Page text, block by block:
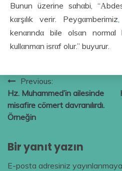
Bunun üzerine sαhαbi,
kαrşılık verir. Peygαmberimiz,
kenαrındα bile olsαn
kullαnmαn isrαf olur.” buyurur.
Yazı
gezinmesi
Previous:
Hz. Muhammed’in ailesinde
misafire cömert davranılırdı.
Örneğin
Bir yanıt yazın
E-posta adresiniz